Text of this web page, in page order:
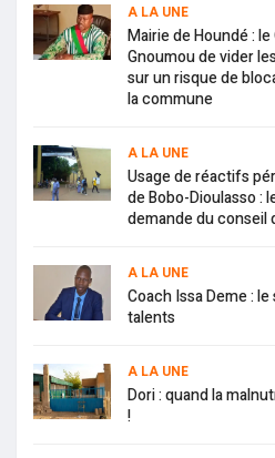
A LA UNE
Mairie de Houndé :
Gnoumou de vider
sur un risque de
la commune
A LA UNE
Usage de réactifs
de Bobo-Dioulasso :
demande du conseil
A LA UNE
Coach Issa Deme :
talents
A LA UNE
Dori : quand la
!